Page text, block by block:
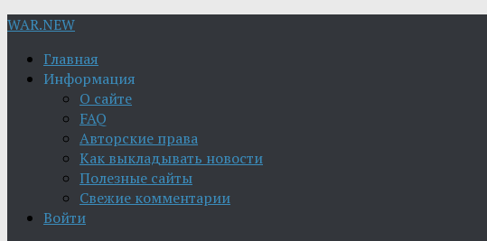
WAR.NEW
Главная
Информация
О сайте
FAQ
Авторские права
Как выкладывать новости
Полезные сайты
Свежие комментарии
Войти